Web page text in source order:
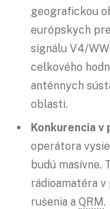
geografickou
európskych
signálu V4/
celkového
anténnych
oblasti.
Konkurencia v
operátora
budú masívne.
rádioamatéra
rušenia a QRM.